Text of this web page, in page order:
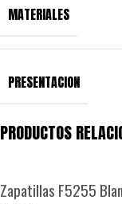
MATERIALES
PRESENTACION
PRODUCTOS
Zapatillas F5255